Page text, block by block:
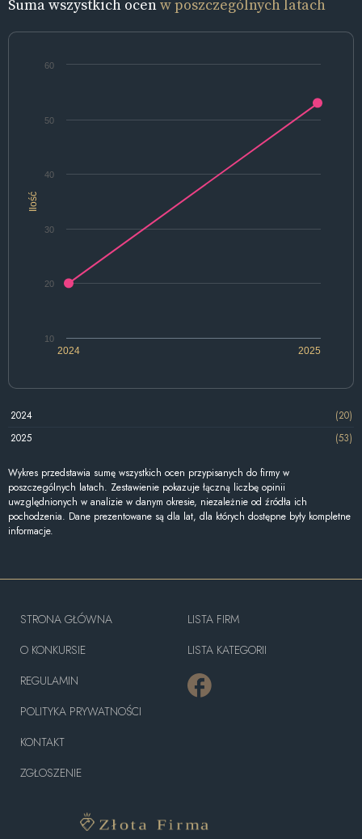
Suma wszystkich ocenw poszczególnych latach
Ilość
2024 2025
10
20
30
40
50
60
2024
(20)
2025
(53)
Wykres przedstawia sumę wszystkich ocen przypisanych do firmy w
poszczególnych latach. Zestawienie pokazuje łączną liczbę opinii
uwzględnionych w analizie w danym okresie, niezależnie od źródła ich
pochodzenia. Dane prezentowane są dla lat, dla których dostępne były kompletne
informacje.
STRONA GŁÓWNA
O KONKURSIE
REGULAMIN
POLITYKA PRYWATNOŚCI
KONTAKT
ZGŁOSZENIE
LISTA FIRM
LISTA KATEGORII